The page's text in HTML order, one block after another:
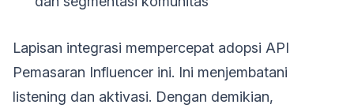
Lapisan integrasi mempercepat adopsi API
Pemasaran Influencer ini. Ini menjembatani
listening dan aktivasi. Dengan demikian,